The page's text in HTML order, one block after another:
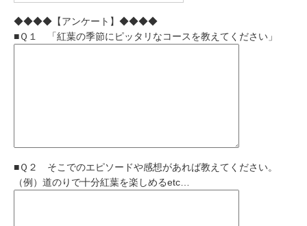
◆◆◆◆【アンケート】◆◆◆◆
■Ｑ１ 「紅葉の季節にピッタリなコースを教えてください」
■Ｑ２ そこでのエピソードや感想があれば教えてください。
（例）道のりで十分紅葉を楽しめるetc…